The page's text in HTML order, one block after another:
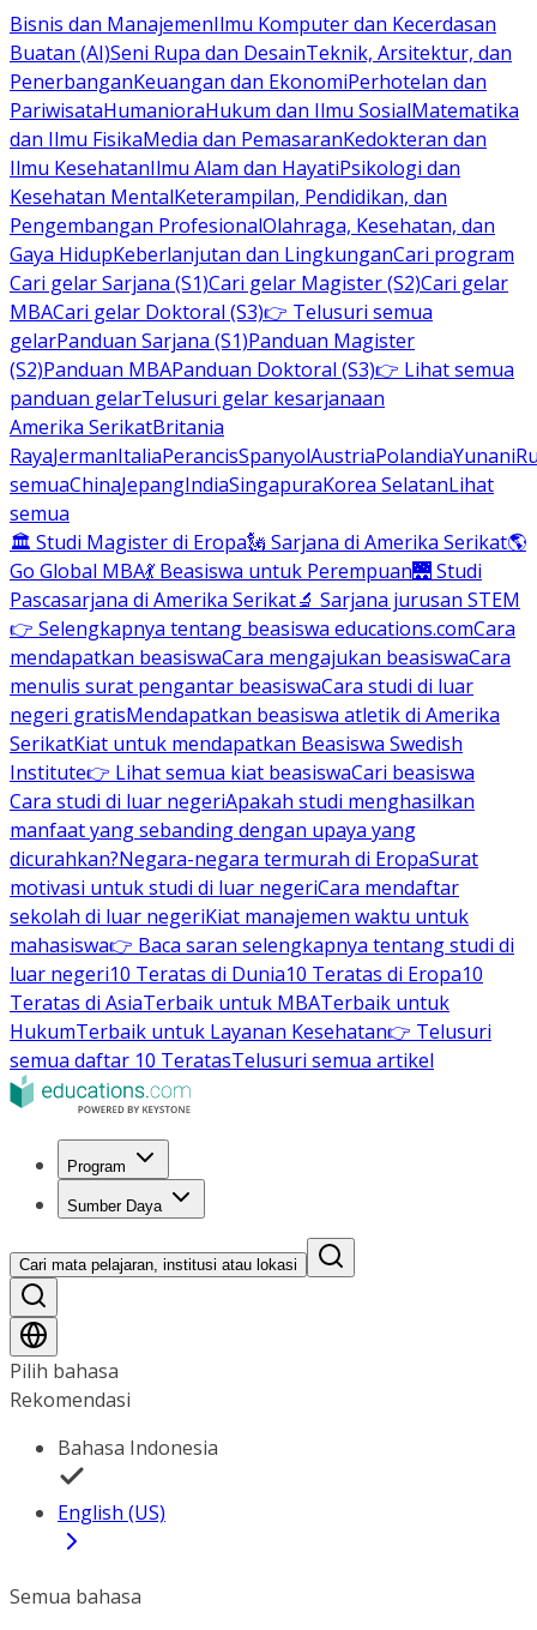
Bisnis dan ManajemenIlmu Komputer dan Kecerdasan
Buatan (AI)Seni Rupa dan DesainTeknik, Arsitektur, dan
PenerbanganKeuangan dan EkonomiPerhotelan dan
PariwisataHumanioraHukum dan Ilmu SosialMatematika
dan Ilmu FisikaMedia dan PemasaranKedokteran dan
Ilmu KesehatanIlmu Alam dan HayatiPsikologi dan
Kesehatan MentalKeterampilan, Pendidikan, dan
Pengembangan ProfesionalOlahraga, Kesehatan, dan
Gaya HidupKeberlanjutan dan LingkunganCari program
Cari gelar Sarjana (S1)Cari gelar Magister (S2)Cari gelar
MBACari gelar Doktoral (S3)👉 Telusuri semua
gelarPanduan Sarjana (S1)Panduan Magister
(S2)Panduan MBAPanduan Doktoral (S3)👉 Lihat semua
panduan gelarTelusuri gelar kesarjanaan
Amerika SerikatBritania
RayaJermanItaliaPerancisSpanyolAustriaPolandiaYunani
semuaChinaJepangIndiaSingapuraKorea SelatanLihat
semua
🏛 Studi Magister di Eropa🗽 Sarjana di Amerika Serikat🌎
Go Global MBA💃 Beasiswa untuk Perempuan🌉 Studi
Pascasarjana di Amerika Serikat🔬 Sarjana jurusan STEM
👉 Selengkapnya tentang beasiswa educations.comCara
mendapatkan beasiswaCara mengajukan beasiswaCara
menulis surat pengantar beasiswaCara studi di luar
negeri gratisMendapatkan beasiswa atletik di Amerika
SerikatKiat untuk mendapatkan Beasiswa Swedish
Institute👉 Lihat semua kiat beasiswaCari beasiswa
Cara studi di luar negeriApakah studi menghasilkan
manfaat yang sebanding dengan upaya yang
dicurahkan?Negara-negara termurah di EropaSurat
motivasi untuk studi di luar negeriCara mendaftar
sekolah di luar negeriKiat manajemen waktu untuk
mahasiswa👉 Baca saran selengkapnya tentang studi di
luar negeri10 Teratas di Dunia10 Teratas di Eropa10
Teratas di AsiaTerbaik untuk MBATerbaik untuk
HukumTerbaik untuk Layanan Kesehatan👉 Telusuri
semua daftar 10 TeratasTelusuri semua artikel
Program
Sumber Daya
Cari mata pelajaran, institusi atau lokasi
Pilih bahasa
Rekomendasi
Bahasa Indonesia
English (US)
Semua bahasa